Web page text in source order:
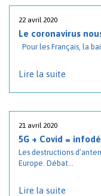
22 avril 2020
Le coronavirus
Pour les Français, la
Lire la suite
21 avril 2020
5G + Covid =
Les destructions
Europe. Débat...
Lire la suite